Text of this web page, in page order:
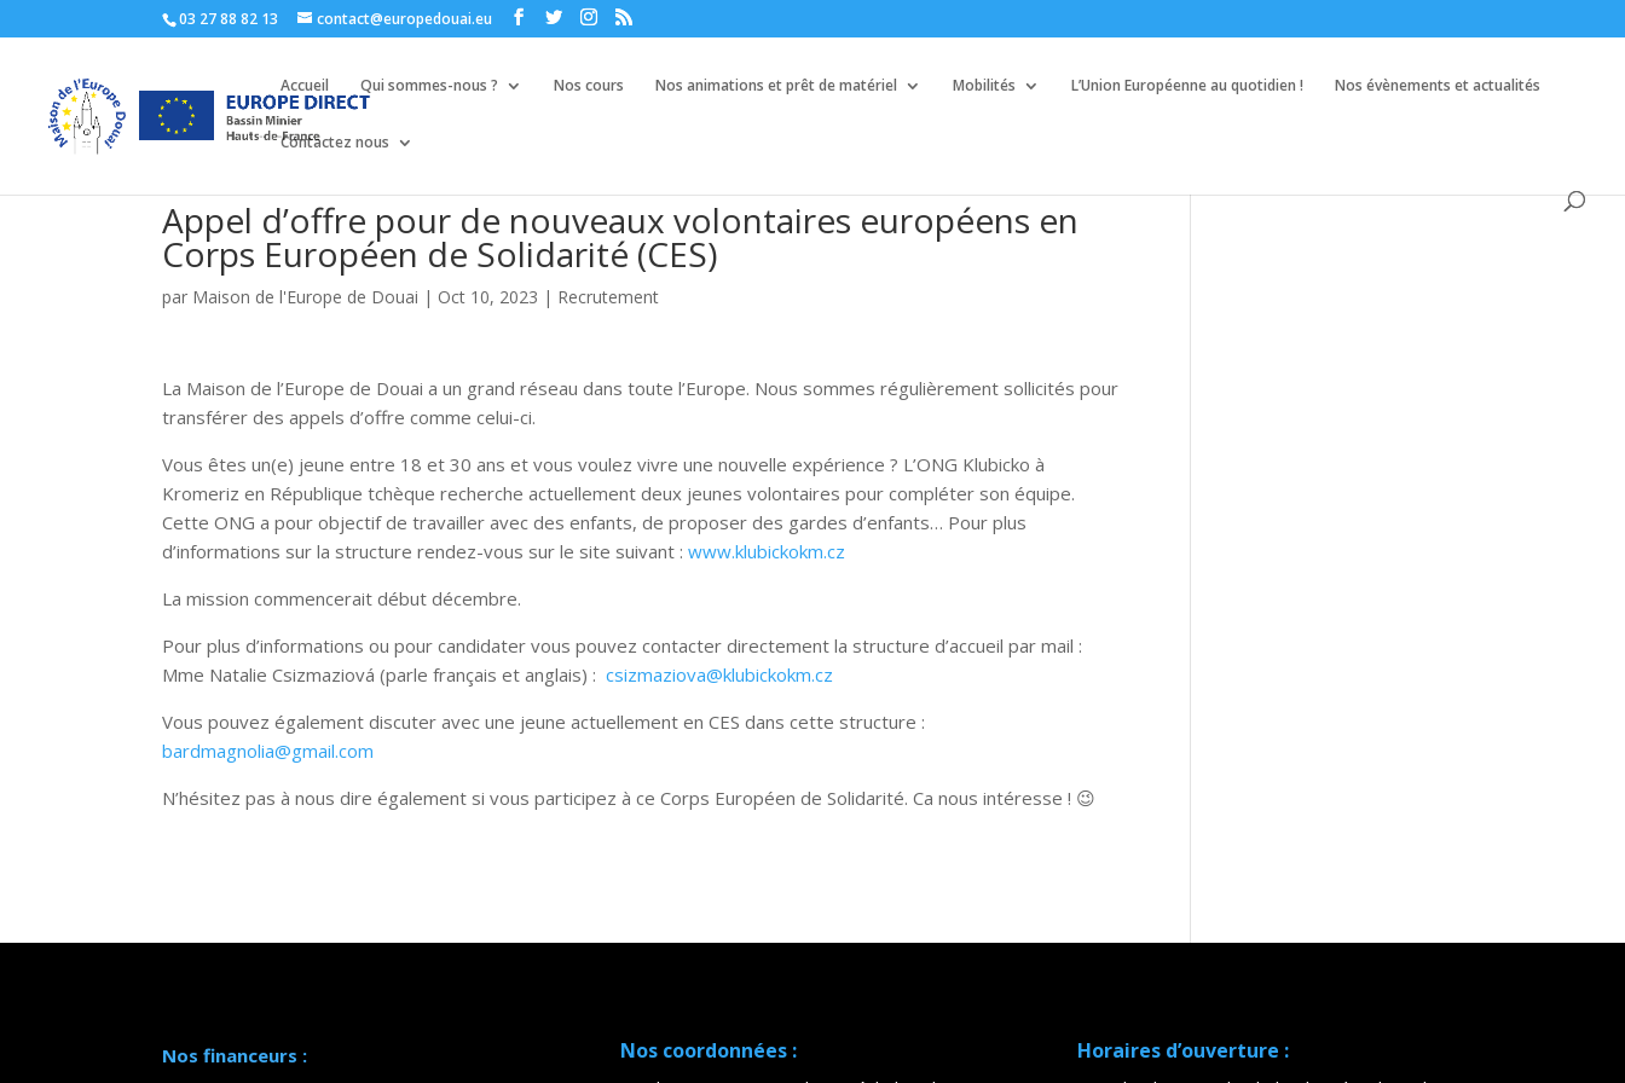
03 27 88 82 13 contact@europedouai.eu
Accueil Qui sommes-nous ? Nos cours Nos animations et prêt de matériel Mobilités L’Union Européenne au quotidien ! Nos évènements et actualités
Contactez nous
Appel d’offre pour de nouveaux volontaires européens en
Corps Européen de Solidarité (CES)
par Maison de l'Europe de Douai | Oct 10, 2023 | Recrutement
La Maison de l’Europe de Douai a un grand réseau dans toute l’Europe. Nous sommes régulièrement sollicités pour
transférer des appels d’offre comme celui-ci.
Vous êtes un(e) jeune entre 18 et 30 ans et vous voulez vivre une nouvelle expérience ? L’ONG Klubicko à
Kromeriz en République tchèque recherche actuellement deux jeunes volontaires pour compléter son équipe.
Cette ONG a pour objectif de travailler avec des enfants, de proposer des gardes d’enfants… Pour plus
d’informations sur la structure rendez-vous sur le site suivant :www.klubickokm.cz
La mission commencerait début décembre.
Pour plus d’informations ou pour candidater vous pouvez contacter directement la structure d’accueil par mail :
Mme Natalie Csizmaziová (parle français et anglais) :csizmaziova@klubickokm.cz
Vous pouvez également discuter avec une jeune actuellement en CES dans cette structure :
bardmagnolia@gmail.com
N’hésitez pas à nous dire également si vous participez à ce Corps Européen de Solidarité. Ca nous intéresse ! 😉
Nos financeurs : Nos coordonnées : Horaires d’ouverture :